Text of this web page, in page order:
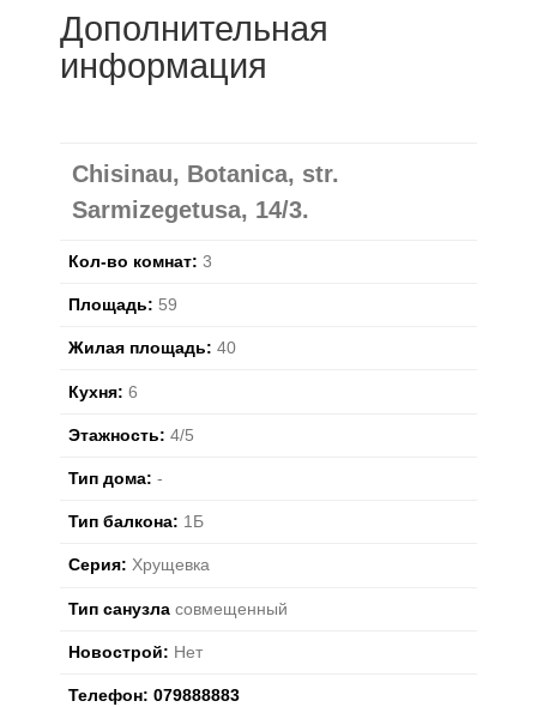
Дополнительная
информация
Chisinau, Botanica, str.
Sarmizegetusa, 14/3.
Кол-во комнат: 3
Площадь: 59
Жилая площадь: 40
Кухня: 6
Этажность: 4/5
Тип дома: -
Тип балкона: 1Б
Серия: Хрущевка
Тип санузла совмещенный
Новострой: Нет
Телефон: 079888883